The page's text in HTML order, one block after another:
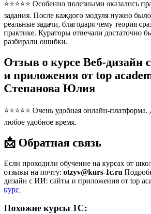
⭐⭐⭐⭐⭐ Особенно полезными оказались
задания. После каждого модуля нужно
реальные задачи, благодаря чему теория
практике. Кураторы отвечали достаточно
разбирали ошибки.
Отзыв о курсе Веб-дизайн
и приложения от top
Степанова Юлия
⭐⭐⭐⭐⭐ Очень удобная онлайн-
любое удобное время.
📩 Обратная связь
Если проходили обучение на курсах от
отзывы на почту: otzyv@kurs-1c.ru
дизайн с ИИ: сайты и приложения от top
курс
Похожие курсы 1С: